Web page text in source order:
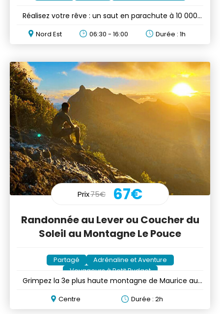
Réalisez votre rêve : un saut en parachute à 10 000
Nord Est 06:30 - 16:00 Durée : 1h
Prix75€ 67€
Randonnée au Lever ou Coucher du
Soleil au Montagne Le Pouce
Partagé
Adrénaline et Aventure
Voyageurs à Petit Budget
Grimpez la 3e plus haute montagne de Maurice au
Centre Durée : 2h